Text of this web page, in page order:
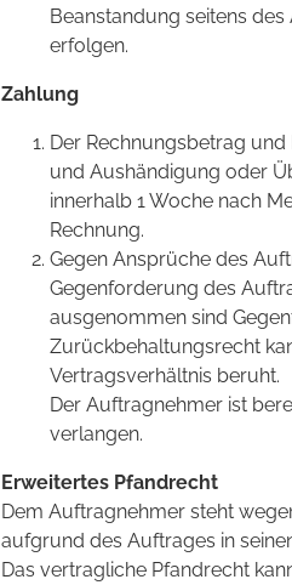
Beanstandung seitens
erfolgen.
Zahlung
Der Rechnungsbetrag
und Aushändigung oder
innerhalb 1 Woche nach
Rechnung.
Gegen Ansprüche des
Gegenforderung des
ausgenommen sind
Zurückbehaltungsrecht
Vertragsverhältnis beruht.
Der Auftragnehmer ist
verlangen.
Erweitertes Pfandrecht
Dem Auftragnehmer steht
aufgrund des Auftrages in
Das vertragliche Pfandrecht